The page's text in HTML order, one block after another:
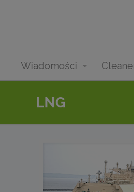
Wiadomości
LNG